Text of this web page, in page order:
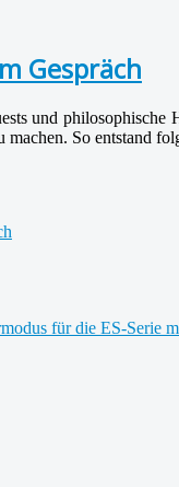
Gespräch
und
So entstand
für die ES-Serie